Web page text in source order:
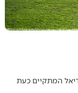
המתקיים כעת